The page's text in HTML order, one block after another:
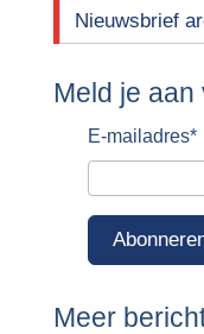
Nieuwsbrief
Meld je
E-mailadres*
Meer